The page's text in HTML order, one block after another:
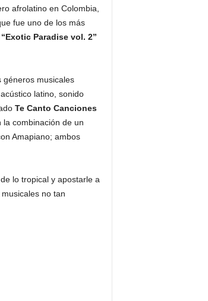
afrolatino en Colombia,
fue uno de los más
“Exotic Paradise vol. 2”
géneros musicales
latino, sonido
Te Canto Canciones
combinación de un
Amapiano; ambos
lo tropical y apostarle a
no tan